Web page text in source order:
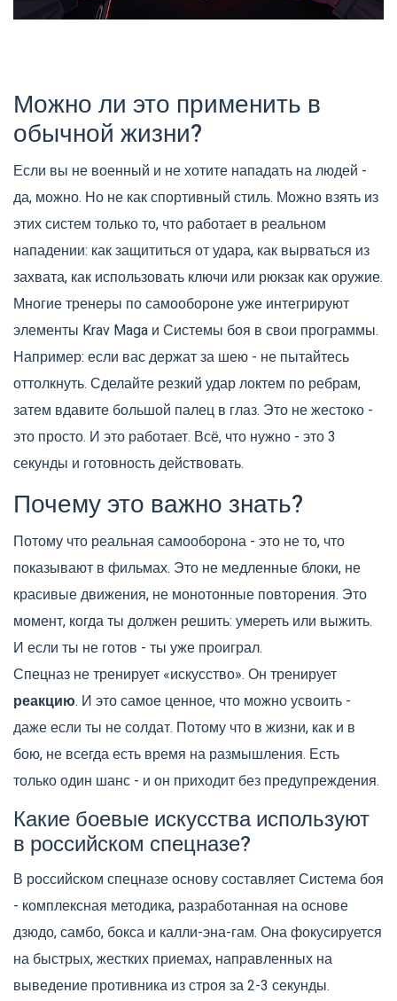
Можно ли это применить в
обычной жизни?
Если вы не военный и не хотите нападать на людей -
да, можно. Но не как спортивный стиль. Можно взять из
этих систем только то, что работает в реальном
нападении: как защититься от удара, как вырваться из
захвата, как использовать ключи или рюкзак как оружие.
Многие тренеры по самообороне уже интегрируют
элементы Krav Maga и Системы боя в свои программы.
Например: если вас держат за шею - не пытайтесь
оттолкнуть. Сделайте резкий удар локтем по ребрам,
затем вдавите большой палец в глаз. Это не жестоко -
это просто. И это работает. Всё, что нужно - это 3
секунды и готовность действовать.
Почему это важно знать?
Потому что реальная самооборона - это не то, что
показывают в фильмах. Это не медленные блоки, не
красивые движения, не монотонные повторения. Это
момент, когда ты должен решить: умереть или выжить.
И если ты не готов - ты уже проиграл.
Спецназ не тренирует «искусство». Он тренирует
реакцию. И это самое ценное, что можно усвоить -
даже если ты не солдат. Потому что в жизни, как и в
бою, не всегда есть время на размышления. Есть
только один шанс - и он приходит без предупреждения.
Какие боевые искусства используют
в российском спецназе?
В российском спецназе основу составляет Система боя
- комплексная методика, разработанная на основе
дзюдо, самбо, бокса и калли-эна-гам. Она фокусируется
на быстрых, жестких приемах, направленных на
выведение противника из строя за 2-3 секунды.